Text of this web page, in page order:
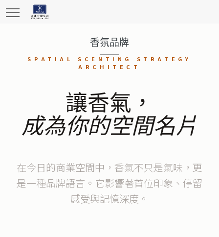
香氛品牌
SPATIAL SCENTING STRATEGY
ARCHITECT
讓香氣，
成為你的空間名片
在今日的商業空間中，香氣不只是氣味，更
是一種品牌語言。它影響著首位印象、停留
感受與記憶深度。